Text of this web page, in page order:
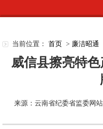
当前位置： 首页 > 廉洁昭通
威信县擦亮特
来源：云南省纪委省监委网站